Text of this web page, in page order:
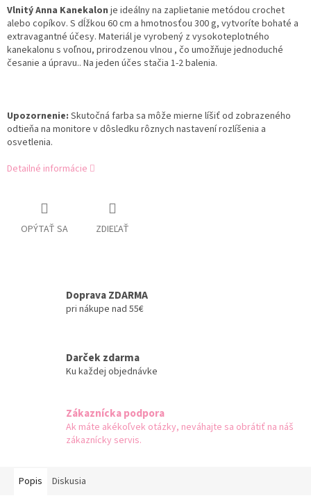
Vlnitý Anna Kanekalon je ideálny na zaplietanie metódou crochet
alebo copíkov. S dĺžkou 60 cm a hmotnosťou 300 g, vytvoríte bohaté a
extravagantné účesy. Materiál je vyrobený z vysokoteplotného
kanekalonu s voľnou, prirodzenou vlnou , čo umožňuje jednoduché
česanie a úpravu.. Na jeden účes stačia 1-2 balenia.
Upozornenie: Skutočná farba sa môže mierne líšiť od zobrazeného
odtieňa na monitore v dôsledku rôznych nastavení rozlíšenia a
osvetlenia.
Detailné informácie
OPÝTAŤ SA ZDIEĽAŤ
Doprava ZDARMA
pri nákupe nad 55€
Darček zdarma
Ku každej objednávke
Zákaznícka podpora
Ak máte akékoľvek otázky, neváhajte sa obrátiť na náš
zákaznícky servis.
Popis Diskusia